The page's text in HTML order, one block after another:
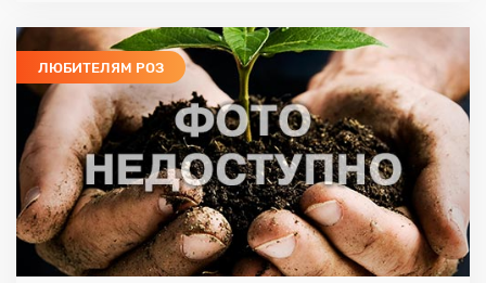
похожие на пышные пионы. Благодаря этому новая
серия роз и получила свое название.
ЛЮБИТЕЛЯМ РОЗ